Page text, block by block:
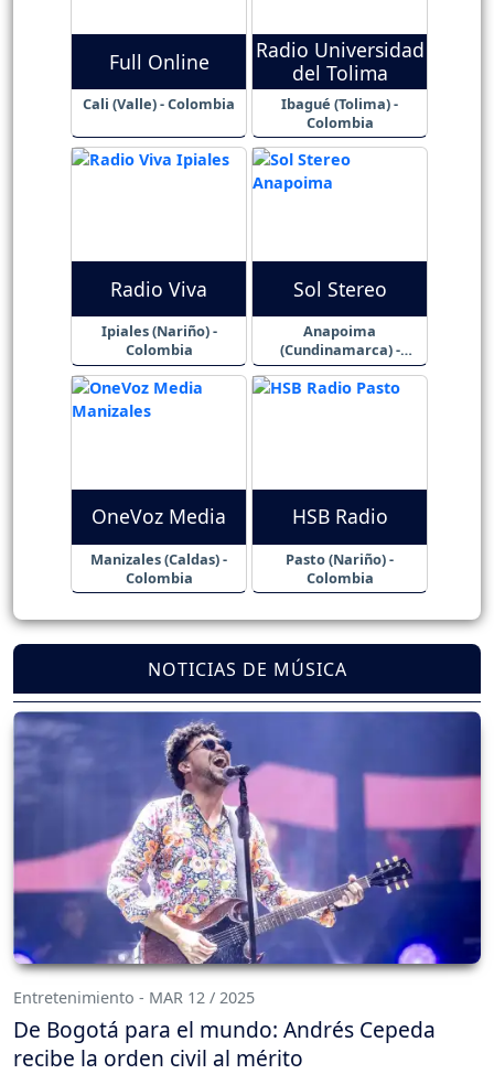
Full Online
Cali (Valle) - Colombia
Radio Universidad
del Tolima
Ibagué (Tolima) -
Colombia
Radio Viva
Ipiales (Nariño) -
Colombia
Sol Stereo
Anapoima
(Cundinamarca) -
Colombia
OneVoz Media
Manizales (Caldas) -
Colombia
HSB Radio
Pasto (Nariño) -
Colombia
NOTICIAS DE MÚSICA
Entretenimiento - MAR 12 / 2025
De Bogotá para el mundo: Andrés Cepeda
recibe la orden civil al mérito